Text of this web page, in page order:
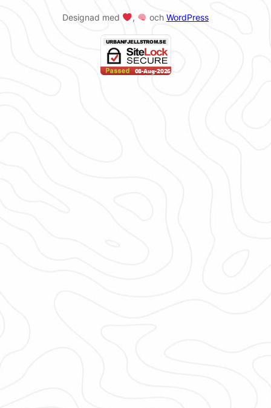
Designad med , och WordPress